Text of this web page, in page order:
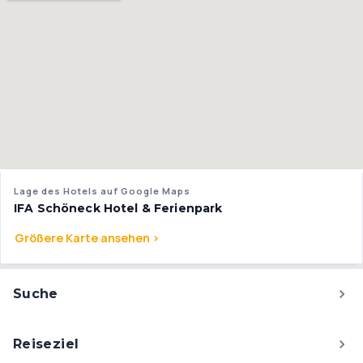
Lage des Hotels auf Google Maps
IFA Schöneck Hotel & Ferienpark
Größere Karte ansehen >
Suche
Reiseziel